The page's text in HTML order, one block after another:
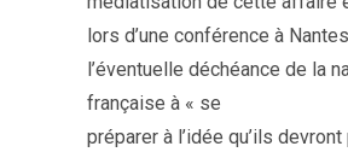
lors d’une conférence à
l’éventuelle déchéance de la
française à « se
préparer à l’idée qu’ils